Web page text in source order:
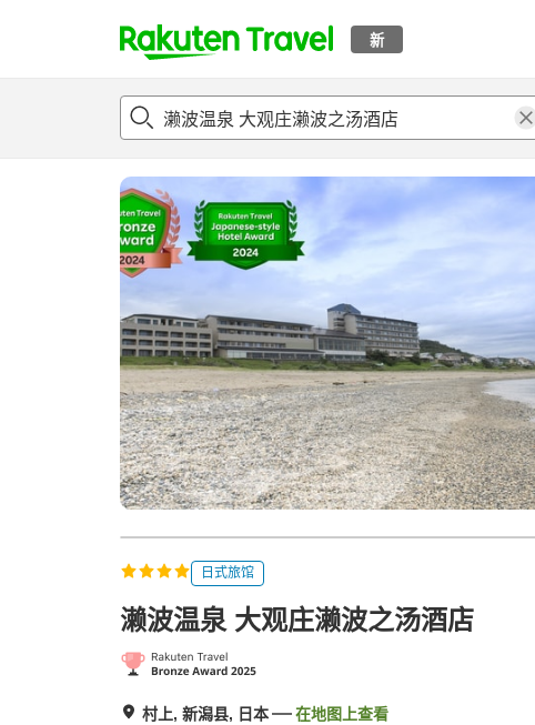
新
t
p
a
g
e
_
s
a
r
c
h
概况 客房及住宿套餐评论亮点设施
日式旅馆
濑波温泉 大观庄濑波之汤酒店
村上, 新潟县, 日本 在地图上查看